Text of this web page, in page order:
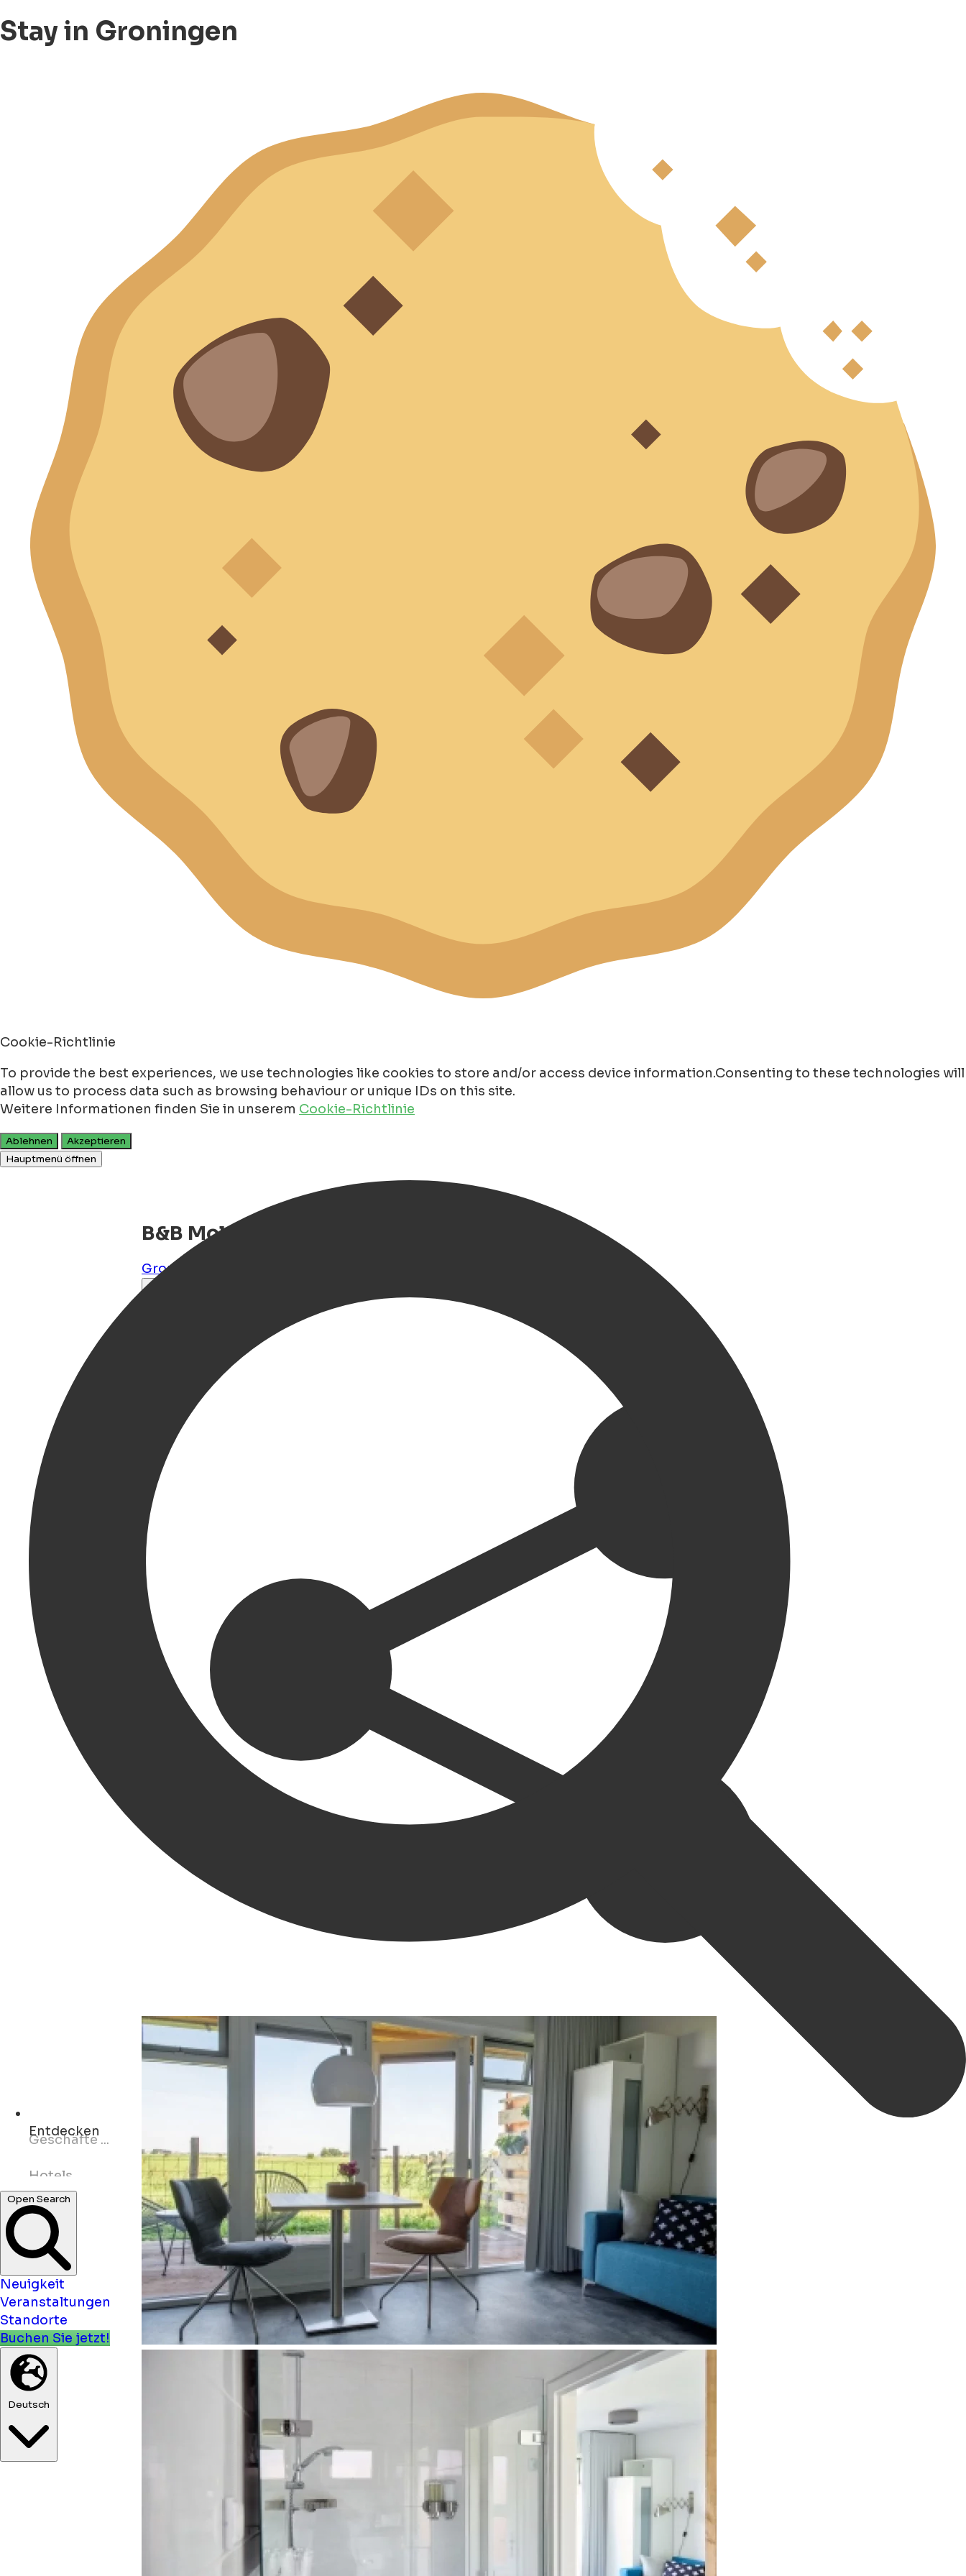
Stay in Groningen
Cookie-Richtlinie
To provide the best experiences, we use technologies like cookies to store and/or access device information.Consenting to these technologies will
allow us to process data such as browsing behaviour or unique IDs on this site.
Weitere Informationen finden Sie in unserem Cookie-Richtlinie
Ablehnen
Akzeptieren
Hauptmenü öffnen
Entdecken
Hotels ...
Restaurants ...
Open Search
Neuigkeit
Veranstaltungen
Standorte
Buchen Sie jetzt!
Deutsch
B&B Molenstreek
Groningen